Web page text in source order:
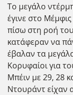
Το μεγάλο
έγινε στο
πίσω στη ροή
κατάφεραν να
έβαλαν τα
Κορυφαίοι για
Μπέιν με 29, 28
Ντουράντ είχαν